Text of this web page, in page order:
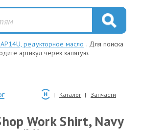
редукторное масло . Для поиска
артикул через запятую.
Каталог Запчасти
Work Shirt, Navy